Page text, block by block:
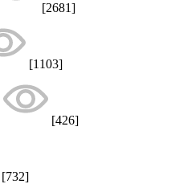
[2681]
[1103]
[426]
[732]